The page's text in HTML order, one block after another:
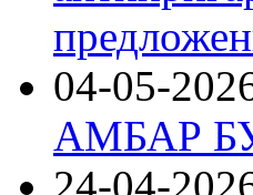
04-05-
АМБАР